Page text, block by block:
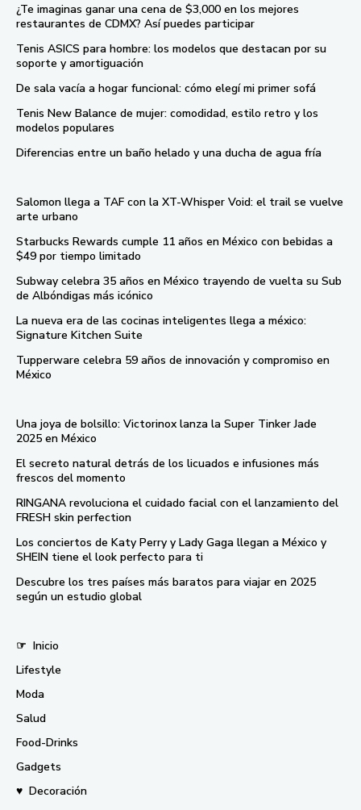
¿Te imaginas ganar una cena de $3,000 en los mejores
restaurantes de CDMX? Así puedes participar
Tenis ASICS para hombre: los modelos que destacan por su
soporte y amortiguación
De sala vacía a hogar funcional: cómo elegí mi primer sofá
Tenis New Balance de mujer: comodidad, estilo retro y los
modelos populares
Diferencias entre un baño helado y una ducha de agua fría
Salomon llega a TAF con la XT-Whisper Void: el trail se vuelve
arte urbano
Starbucks Rewards cumple 11 años en México con bebidas a
$49 por tiempo limitado
Subway celebra 35 años en México trayendo de vuelta su Sub
de Albóndigas más icónico
La nueva era de las cocinas inteligentes llega a méxico:
Signature Kitchen Suite
Tupperware celebra 59 años de innovación y compromiso en
México
Una joya de bolsillo: Victorinox lanza la Super Tinker Jade
2025 en México
El secreto natural detrás de los licuados e infusiones más
frescos del momento
RINGANA revoluciona el cuidado facial con el lanzamiento del
FRESH skin perfection
Los conciertos de Katy Perry y Lady Gaga llegan a México y
SHEIN tiene el look perfecto para ti
Descubre los tres países más baratos para viajar en 2025
según un estudio global
☞ Inicio
Lifestyle
Moda
Salud
Food-Drinks
Gadgets
♥ Decoración